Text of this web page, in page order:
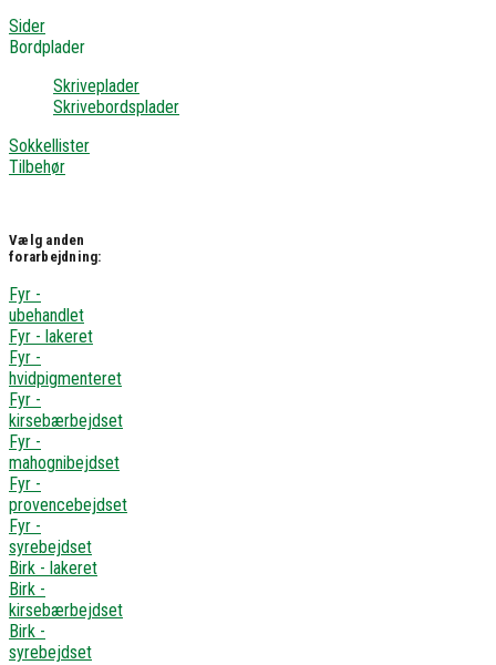
Sider
Bordplader
Skriveplader
Skrivebordsplader
Sokkellister
Tilbehør
Vælg anden
forarbejdning:
Fyr -
ubehandlet
Fyr - lakeret
Fyr -
hvidpigmenteret
Fyr -
kirsebærbejdset
Fyr -
mahognibejdset
Fyr -
provencebejdset
Fyr -
syrebejdset
Birk - lakeret
Birk -
kirsebærbejdset
Birk -
syrebejdset